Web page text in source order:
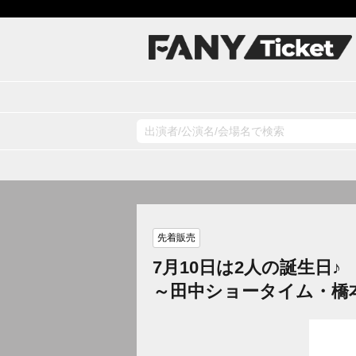
先着販売
7月10日は2人の誕生日♪
～田中ショータイム・橋